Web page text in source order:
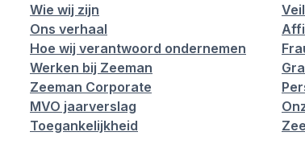
Wie wij zijn
Ons verhaal
Hoe wij verantwoord ondernemen
Werken bij Zeeman
Zeeman Corporate
MVO jaarverslag
Toegankelijkheid